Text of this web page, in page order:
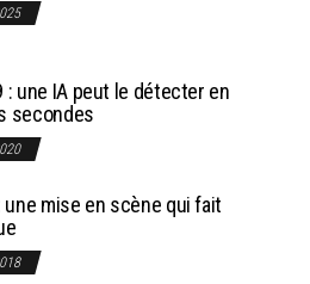
: une IA peut le détecter en
secondes
une mise en scène qui fait